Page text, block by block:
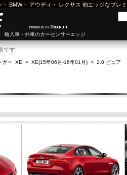
・ BMW・ アウディ ・ レクサス 他エッジなプレ
輸入車・外車のカーセンサーエッジ
です
ガー XE > XE(15年06月-16年01月) > 2.0 ピュア